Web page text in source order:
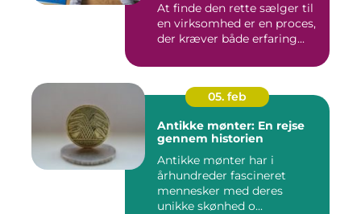
At finde den rette sælger til
en virksomhed er en proces,
der kræver både erfaring...
05. feb
Antikke mønter: En rejse
gennem historien
Antikke mønter har i
århundreder fascineret
mennesker med deres
unikke skønhed o...